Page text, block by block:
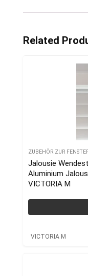
Related
ZUBEHÖR ZUR
Jalousie
Aluminium
VICTORIA M
VICTORIA M